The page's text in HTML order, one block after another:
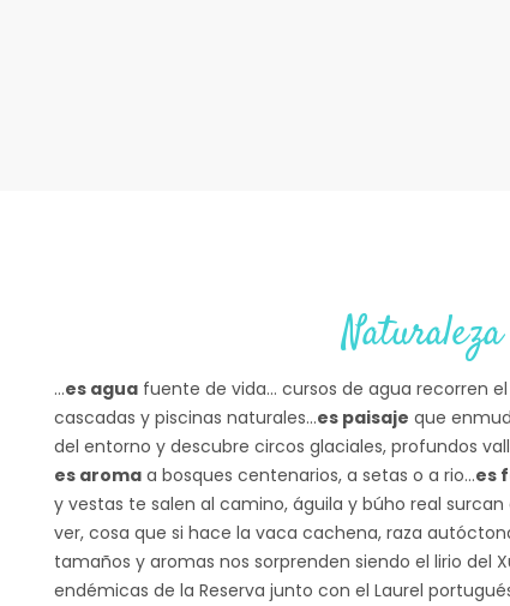
Naturaleza
…es agua fuente de vida… cursos de agua recorren
cascadas y piscinas naturales…es paisaje que
del entorno y descubre circos glaciales, profundos
es aroma a bosques centenarios, a setas o a rio…es
y vestas te salen al camino, águila y búho real
ver, cosa que si hace la vaca cachena, raza
tamaños y aromas nos sorprenden siendo el lirio del
endémicas de la Reserva junto con el Laurel